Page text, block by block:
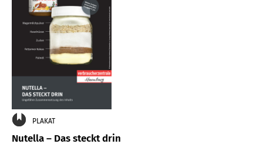
PLAKAT
Nutella – Das steckt drin